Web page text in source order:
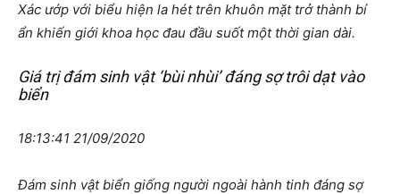
Xác ướp với biểu hiện la hét trên khuôn mặt trở thành bí
ẩn khiến giới khoa học đau đầu suốt một thời gian dài.
Giá trị đám sinh vật ‘bùi nhùi’ đáng sợ trôi dạt vào
biển
18:13:41 21/09/2020
Đám sinh vật biển giống người ngoài hành tinh đáng sợ